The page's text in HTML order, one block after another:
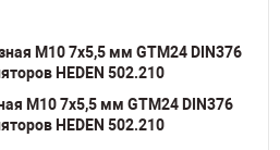
M10 7х5,5 мм GTM24 DIN376
HEDEN 502.210